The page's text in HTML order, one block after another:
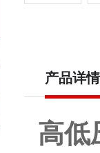
产品详情
高低